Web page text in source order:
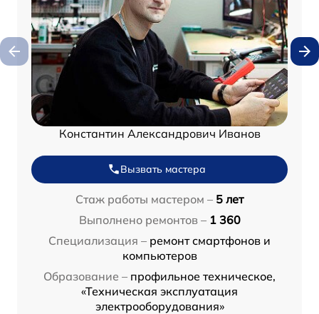
Константин Александрович Иванов
Вызвать мастера
Стаж работы мастером – 5 лет
Выполнено ремонтов – 1 360
Специализация – ремонт смартфонов и
компьютеров
Образование – профильное техническое,
«Техническая эксплуатация
электрооборудования»